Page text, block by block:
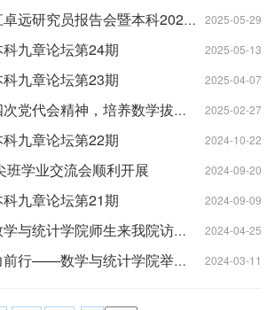
翱翔名家讲堂江卓远研究员报告会暨本科2024级强基班首席科学家聘任仪式成功举办 2025-05-29
科九章论坛第24期 2025-05-13
科九章论坛第23期 2025-04-07
落实学校第十四次党代会精神，培养数学拔尖人才 ——数学与统计学院2024级拔尖班开班仪式成功举行 2025-02-27
科九章论坛第22期 2024-10-22
班学业交流会顺利开展 2024-09-20
科九章论坛第21期 2024-09-09
华中科技大学数学与统计学院师生来我院访学调研 2024-04-25
拔尖筑梦，蓄力前行——数学与统计学院举行拔尖班开班仪式 2024-03-11